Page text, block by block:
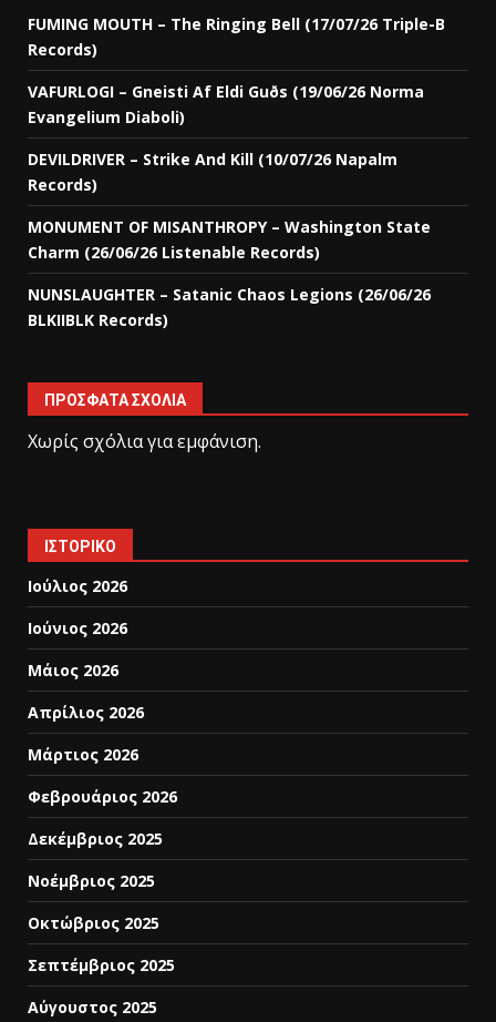
FUMING MOUTH – The Ringing Bell (17/07/26 Triple-B
Records)
VAFURLOGI – Gneisti Af Eldi Guðs (19/06/26 Norma
Evangelium Diaboli)
DEVILDRIVER – Strike And Kill (10/07/26 Napalm
Records)
MONUMENT OF MISANTHROPY – Washington State
Charm (26/06/26 Listenable Records)
NUNSLAUGHTER – Satanic Chaos Legions (26/06/26
BLKIIBLK Records)
ΠΡΌΣΦΑΤΑ ΣΧΌΛΙΑ
Χωρίς σχόλια για εμφάνιση.
ΙΣΤΟΡΙΚΌ
Ιούλιος 2026
Ιούνιος 2026
Μάιος 2026
Απρίλιος 2026
Μάρτιος 2026
Φεβρουάριος 2026
Δεκέμβριος 2025
Νοέμβριος 2025
Οκτώβριος 2025
Σεπτέμβριος 2025
Αύγουστος 2025